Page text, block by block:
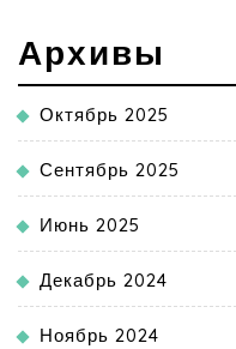
Архивы
Октябрь 2025
Сентябрь 2025
Июнь 2025
Декабрь 2024
Ноябрь 2024